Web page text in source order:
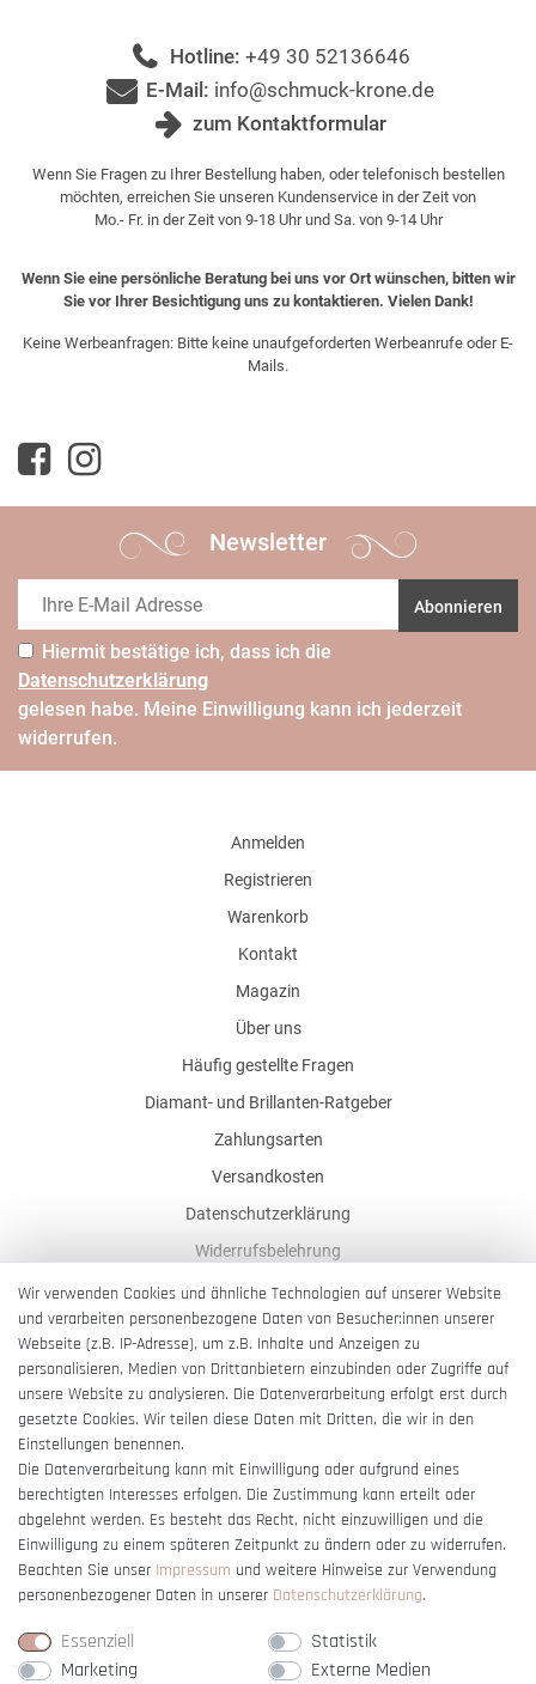
Hotline: +49 30 52136646
E-Mail: info@schmuck-krone.de
zum Kontaktformular
Wenn Sie Fragen zu Ihrer Bestellung haben, oder telefonisch bestellen
möchten, erreichen Sie unseren Kundenservice in der Zeit von
Mo.- Fr. in der Zeit von 9-18 Uhr und Sa. von 9-14 Uhr
Wenn Sie eine persönliche Beratung bei uns vor Ort wünschen, bitten wir
Sie vor Ihrer Besichtigung uns zu kontaktieren. Vielen Dank!
Keine Werbeanfragen: Bitte keine unaufgeforderten Werbeanrufe oder E-
Mails.
Newsletter
Abonnieren
Hiermit bestätige ich, dass ich die
Daten­schutz­erklärung
gelesen habe. Meine Einwilligung kann ich jederzeit
widerrufen.
Anmelden
Registrieren
Warenkorb
Kontakt
Magazin
Über uns
Häufig gestellte Fragen
Diamant- und Brillanten-Ratgeber
Zahlungsarten
Versandkosten
Datenschutzerklärung
Widerrufsbelehrung
AGB
Impressum
Barrierefreiheitserklärung
Vertrag widerrufen
Wir verwenden Cookies und ähnliche Technologien auf unserer Website
und verarbeiten personenbezogene Daten von Besucher:innen unserer
Webseite (z.B. IP-Adresse), um z.B. Inhalte und Anzeigen zu
personalisieren, Medien von Drittanbietern einzubinden oder Zugriffe auf
unsere Website zu analysieren. Die Datenverarbeitung erfolgt erst durch
gesetzte Cookies. Wir teilen diese Daten mit Dritten, die wir in den
Einstellungen benennen.
Die Datenverarbeitung kann mit Einwilligung oder aufgrund eines
berechtigten Interesses erfolgen. Die Zustimmung kann erteilt oder
abgelehnt werden. Es besteht das Recht, nicht einzuwilligen und die
Einwilligung zu einem späteren Zeitpunkt zu ändern oder zu widerrufen.
Beachten Sie unser Impressum und weitere Hinweise zur Verwendung
personenbezogener Daten in unserer Daten­schutz­erklärung.
Essenziell
Statistik
Marketing
Externe Medien